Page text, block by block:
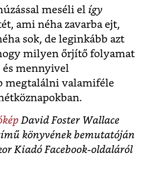
meséli el így
ami néha zavarba ejt,
sok, de leginkább azt
milyen őrjítő folyamat
mennyivel
megtalálni valamiféle
David Foster Wallace
könyvének bemutatóján
Kiadó Facebook-oldaláról